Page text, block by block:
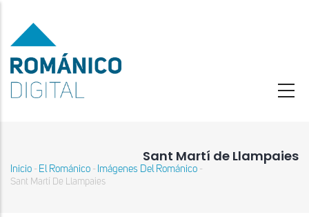
contenido
principal
Sant Martí de Llampaies
Sobrescribir
Inicio - El Románico - Imágenes Del Románico -
Sant Martí De Llampaies